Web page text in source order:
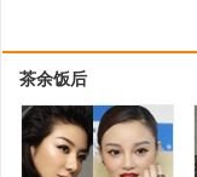
茶余饭后